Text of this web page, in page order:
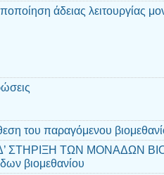
άδειας λειτουργίας
του παραγόμενου
ΣΤΗΡΙΞΗ ΤΩΝ ΜΟΝΑΔΩΝ
βιομεθανίου